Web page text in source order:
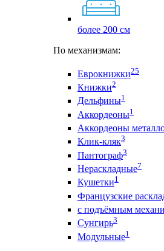
более 200 см
По механизмам:
Еврокнижки25
Книжки2
Дельфины1
Аккордеоны1
Аккордеоны
Клик-кляк3
Пантограф3
Нераскладные7
Кушетки1
Французские
с подъёмным
Сунгирь3
Модульные1